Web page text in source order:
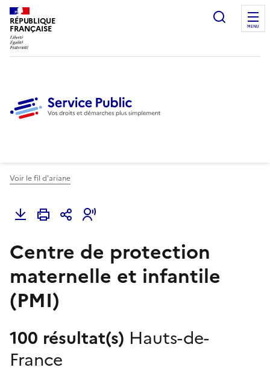
RÉPUBLIQUE
FRANÇAISE
Ouvrir
MENU
Voir le fil d'ariane
Centre de protection
maternelle et infantile
(PMI)
100 résultat(s) Hauts-de-
France